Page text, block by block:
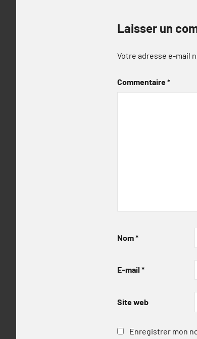
Laisser un
Votre adresse e-mail
Commentaire*
Nom*
E-mail *
Site web
Enregistrer mon